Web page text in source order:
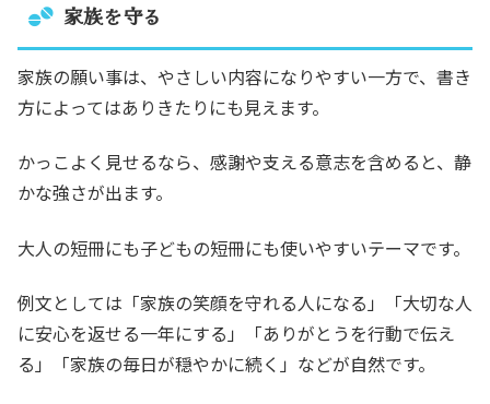
家族を守る
家族の願い事は、やさしい内容になりやすい一方で、書き
方によってはありきたりにも見えます。
かっこよく見せるなら、感謝や支える意志を含めると、静
かな強さが出ます。
大人の短冊にも子どもの短冊にも使いやすいテーマです。
例文としては「家族の笑顔を守れる人になる」「大切な人
に安心を返せる一年にする」「ありがとうを行動で伝え
る」「家族の毎日が穏やかに続く」などが自然です。